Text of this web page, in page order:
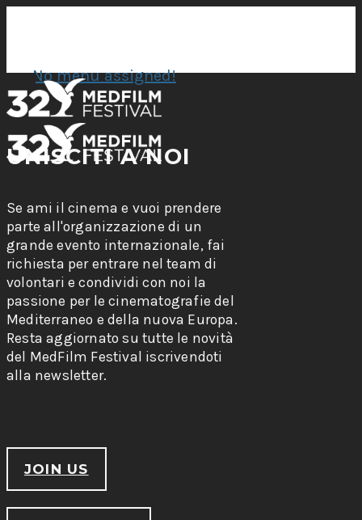
No menu assigned!
UNISCITI A NOI
Se ami il cinema e vuoi prendere
parte all'organizzazione di un
grande evento internazionale, fai
richiesta per entrare nel team di
volontari e condividi con noi la
passione per le cinematografie del
Mediterraneo e della nuova Europa.
Resta aggiornato su tutte le novità
del MedFilm Festival iscrivendoti
alla newsletter.
JOIN US